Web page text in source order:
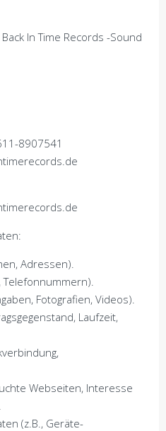
In Time Records -Sound
8907541
Adressen).
Telefonnummern).
Fotografien, Videos).
Laufzeit,
Webseiten, Interesse
(z.B., Geräte-